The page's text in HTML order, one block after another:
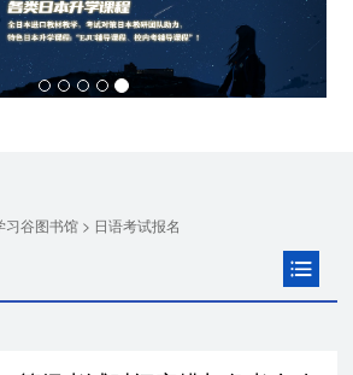
习谷图书馆> 日语考试报名